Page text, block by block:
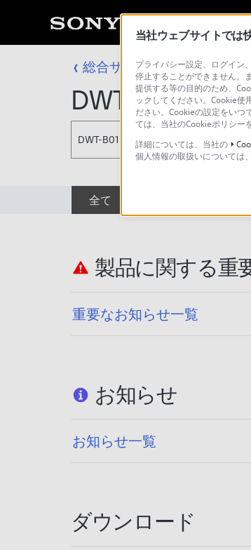
総合サポート・お問い合わ
DWT-B01N/WM
DWT-B01N/WM
全て
製品に関する重
重要なお知らせ一覧
お知らせ
お知らせ一覧
ダウンロード
当社ウェブサイトでは
プライバシー設定、ログイン
停止することができません。
提供する等の目的のため、
ックしてください。Cookie使
ださい。Cookieの設定をいつ
ては、当社のCookieポリシー
詳細については、当社の
個人情報の取扱いについては、